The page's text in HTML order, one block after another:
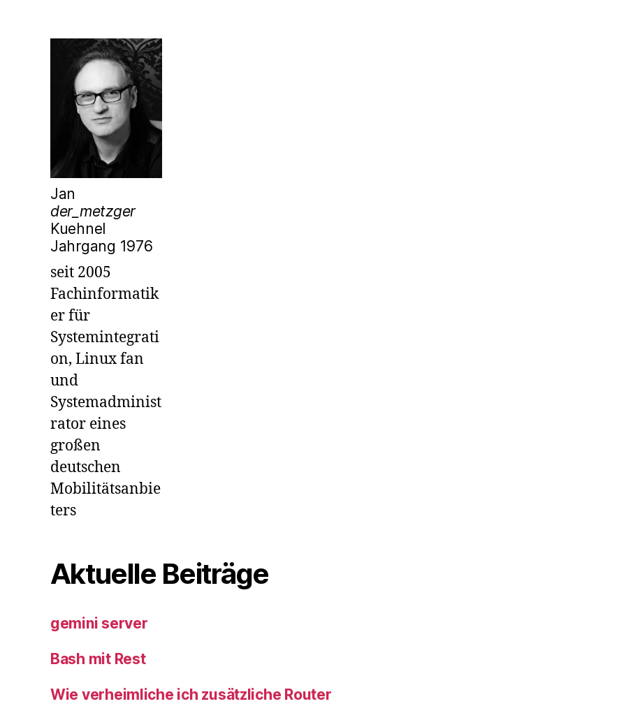
Jan
der_metzger
Kuehnel
Jahrgang 1976
seit 2005
Fachinformatik
er für
Systemintegrati
on, Linux fan
und
Systemadminist
rator eines
großen
deutschen
Mobilitätsanbie
ters
Aktuelle Beiträge
gemini server
Bash mit Rest
Wie verheimliche ich zusätzliche Router